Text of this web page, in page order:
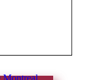
Montreal